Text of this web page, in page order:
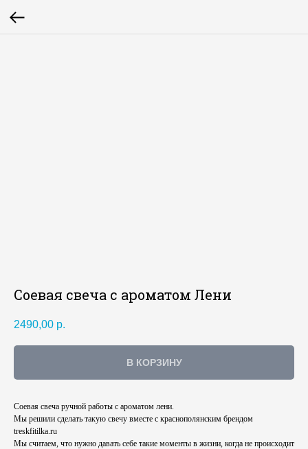
Соевая свеча с ароматом Лени
2490,00 р.
В КОРЗИНУ
Соевая свеча ручной работы с ароматом лени.
Мы решили сделать такую свечу вместе с краснополянским брендом
treskfitilka.ru
Мы считаем, что нужно давать себе такие моменты в жизни, когда не происходит